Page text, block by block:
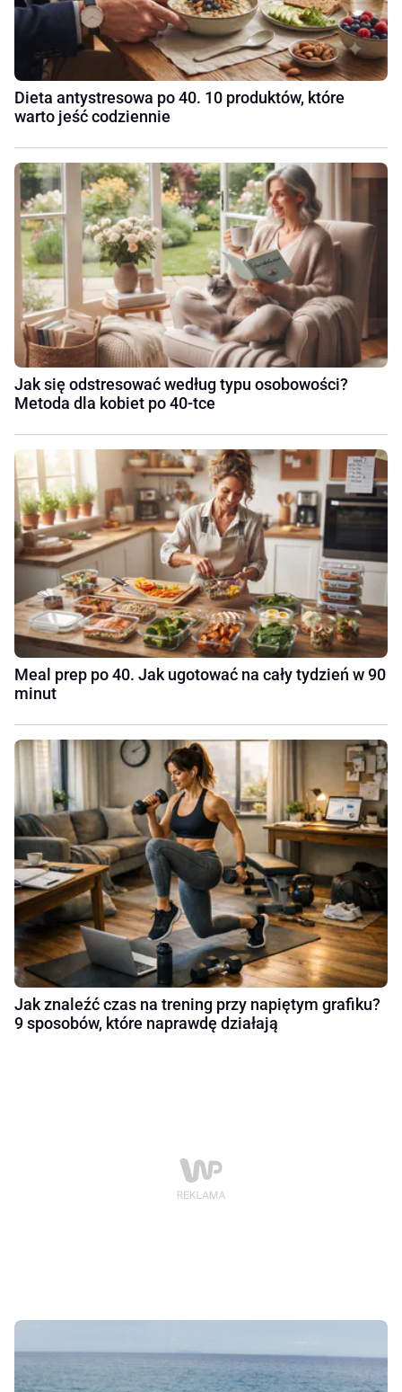
Dieta antystresowa po 40. 10 produktów, które
warto jeść codziennie
Jak się odstresować według typu osobowości?
Metoda dla kobiet po 40-tce
Meal prep po 40. Jak ugotować na cały tydzień w 90
minut
Jak znaleźć czas na trening przy napiętym grafiku?
9 sposobów, które naprawdę działają